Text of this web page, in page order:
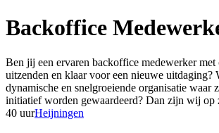
Backoffice
Ben jij een ervaren backoffice medewerker met
uitzenden en klaar voor een nieuwe uitdaging?
dynamische en snelgroeiende organisatie waar
initiatief worden gewaardeerd? Dan zijn wij op
40 uurHeijningen